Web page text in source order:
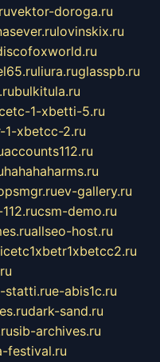
vektor-doroga.ru
lovinskix.ru
liura.ruglasspb.ru
bulkitula.ru
1-xbetti-5.ru
xbetcc-2.ru
accounts112.ru
hahahaharms.ru
ev-gallery.ru
csm-demo.ru
allseo-host.ru
statti.rue-abis1c.ru
dark-sand.ru
sib-archives.ru
festival.ru